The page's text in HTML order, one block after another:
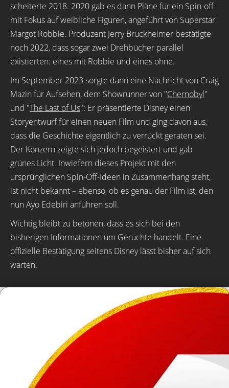
scheiterte 2018. 2020 gab es dann Pläne für ein Spin-off
mit Fokus auf weibliche Figuren, angeführt von Superstar
Margot Robbie. Produzent Jerry Bruckheimer bestätigte
noch 2022, dass sogar zwei Drehbücher parallel
existierten: eines mit Robbie und eines ohne.
Im September 2023 sorgte dann eine Nachricht von Craig
Mazin für Aufsehen, dem Showrunner von "Chernobyl"
und "The Last of Us": Er präsentierte Disney einen
Storyentwurf für einen neuen Film und ging davon aus,
dass die Geschichte eigentlich zu verrückt geraten sei.
Der Konzern zeigte sich jedoch begeistert und gab
grünes Licht. Inwiefern dieses Projekt mit den
ursprünglichen Spin-Off-Ideen in Zusammenhang steht,
ist nicht bekannt – ebenso, ob es genau der Film ist, den
nun Ayo Edebiri anführen soll.
Wichtig bleibt zu betonen, dass es sich bei den
bisherigen Informationen um Gerüchte handelt. Eine
offizielle Bestätigung seitens Disney lässt bisher auf sich
warten.